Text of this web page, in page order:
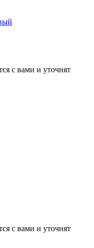
с вами и уточнят
с вами и уточнят